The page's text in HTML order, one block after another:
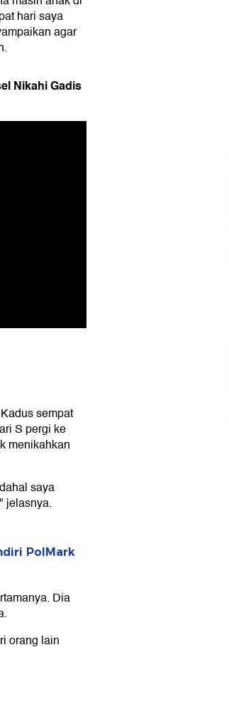
hari saya
agar
Nikahi Gadis
sempat
S pergi ke
menikahkan
saya
jelasnya.
PolMark
Dia
orang lain